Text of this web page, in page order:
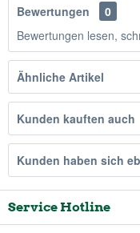
Bewertungen
0
Bewertungen lesen,
Ähnliche Artikel
Kunden kauften auch
Kunden haben sich
Service Hotline